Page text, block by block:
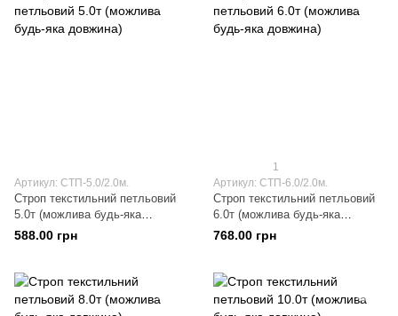
Артикул: СТП-5.0/2.0м.
Строп текстильний петльовий
5.0т (можлива будь-яка
довжина)
588.00 грн
1
Артикул: СТП-6.0/2.0м.
Строп текстильний петльовий
6.0т (можлива будь-яка
довжина)
768.00 грн